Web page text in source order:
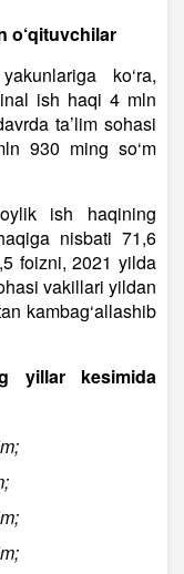
o‘qituvchilar
ko‘ra,
ish haqi 4 mln
ta’lim sohasi
930 ming so‘m
ish haqining
nisbati 71,6
foizni, 2021 yilda
vakillari yildan
kambag‘allashib
yillar kesimida